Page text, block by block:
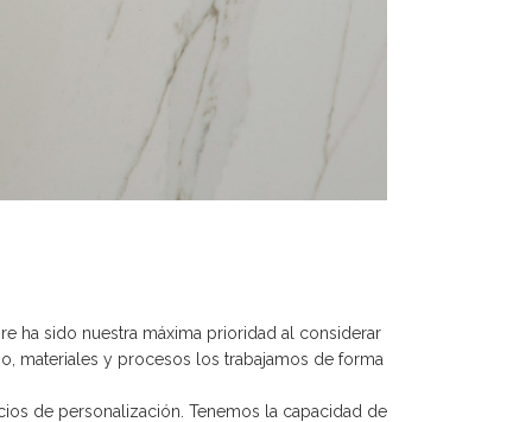
ha sido nuestra máxima prioridad al considerar
materiales y procesos los trabajamos de forma
de personalización. Tenemos la capacidad de